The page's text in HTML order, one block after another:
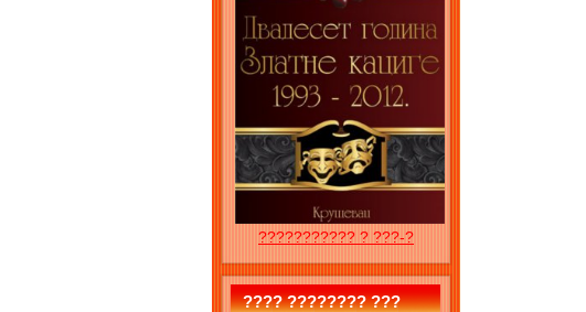
??????????? ? ???-?
???? ???????? ???